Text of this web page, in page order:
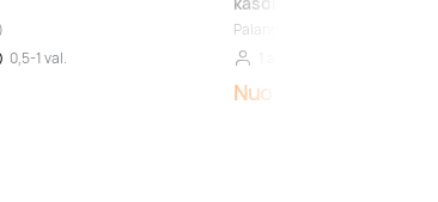
0,5-1 val.
Palanga
Nuo 800,00 €